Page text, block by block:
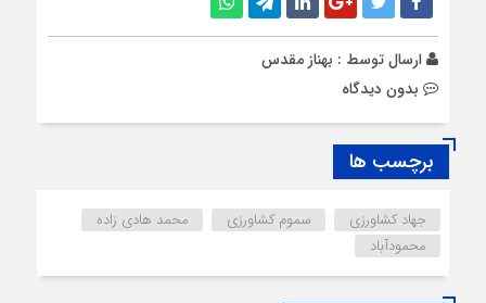
ارسال توسط : بهناز مقدس
بدون دیدگاه
برچسب ها
جهاد کشاورزی سموم کشاورزی
محمد هادی زاده
محمودآباد